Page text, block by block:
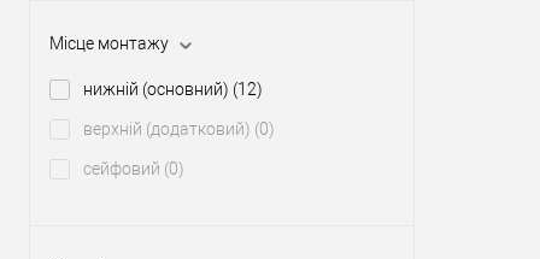
Місце монтажу
нижній (основний) (12)
верхній (додатковий) (0)
сейфовий (0)